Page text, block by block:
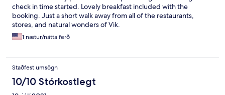
check in time started. Lovely breakfast included with the
booking. Just a short walk away from all of the restaurants,
stores, and natural wonders of Vik.
1 nætur/nátta ferð
Staðfest umsögn
10/10 Stórkostlegt